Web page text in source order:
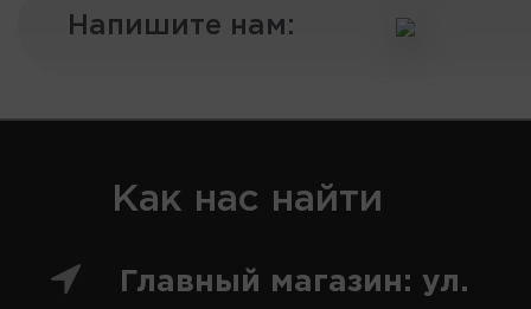
Напишите нам:
Как нас найти
Главный магазин: ул.